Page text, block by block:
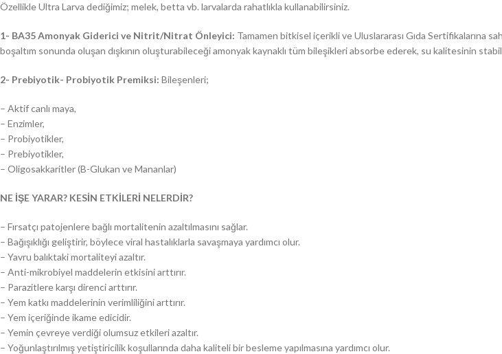
Özellikle Ultra Larva dediğimiz; melek, betta vb. larvalarda rahatlıkla kullanabilirsiniz.
1- BA35 Amonyak Giderici ve Nitrit/Nitrat Önleyici: Tamamen bitkisel içerikli ve Uluslararası Gıda Sertifikalarına
boşaltım sonunda oluşan dışkının oluşturabileceği amonyak kaynaklı tüm bileşikleri absorbe ederek, su kalitesinin
2- Prebiyotik- Probiyotik Premiksi: Bileşenleri;
– Aktif canlı maya,
– Enzimler,
– Probiyotikler,
– Prebiyotikler,
– Oligosakkaritler (B-Glukan ve Mananlar)
NE İŞE YARAR? KESİN ETKİLERİ NELERDİR?
– Fırsatçı patojenlere bağlı mortalitenin azaltılmasını sağlar.
– Bağışıklığı geliştirir, böylece viral hastalıklarla savaşmaya yardımcı olur.
– Yavru balıktaki mortaliteyi azaltır.
– Anti-mikrobiyel maddelerin etkisini arttırır.
– Parazitlere karşı direnci arttırır.
– Yem katkı maddelerinin verimliliğini arttırır.
– Yem içeriğinde ikame edicidir.
– Yemin çevreye verdiği olumsuz etkileri azaltır.
– Yoğunlaştırılmış yetiştiricilik koşullarında daha kaliteli bir besleme yapılmasına yardımcı olur.